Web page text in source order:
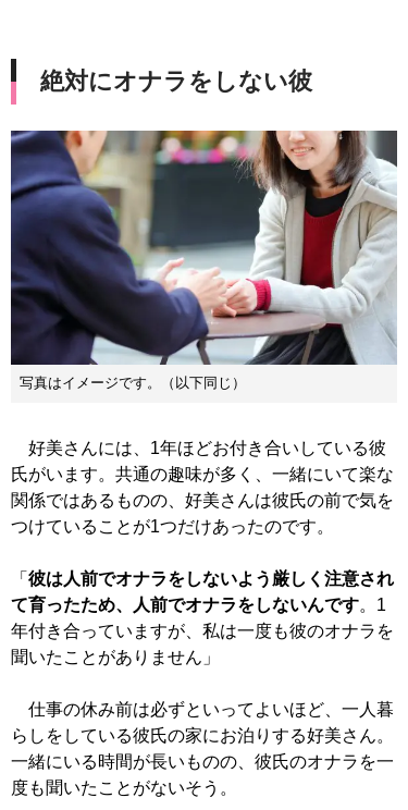
絶対にオナラをしない彼
写真はイメージです。（以下同じ）
好美さんには、1年ほどお付き合いしている彼
氏がいます。共通の趣味が多く、一緒にいて楽な
関係ではあるものの、好美さんは彼氏の前で気を
つけていることが1つだけあったのです。
「 彼は人前でオナラをしないよう厳しく注意され
て育ったため、人前でオナラをしないんです。1
年付き合っていますが、私は一度も彼のオナラを
聞いたことがありません」
仕事の休み前は必ずといってよいほど、一人暮
らしをしている彼氏の家にお泊りする好美さん。
一緒にいる時間が長いものの、彼氏のオナラを一
度も聞いたことがないそう。